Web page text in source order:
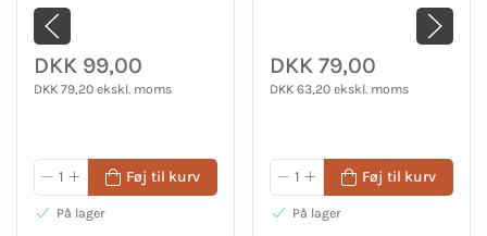
DKK 99,00
DKK 79,20 ekskl. moms
Føj til kurv
På lager
DKK 79,00
DKK 63,20 ekskl. moms
Føj til kurv
På lager